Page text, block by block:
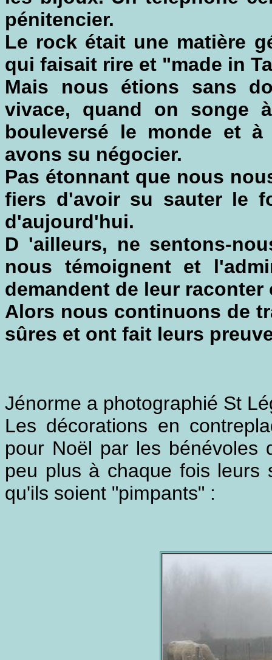
pénitencier.
Le rock était une matière
qui faisait rire et "made in
Mais nous étions sans
vivace, quand on songe
bouleversé le monde et
avons su négocier.
Pas étonnant que nous
fiers d'avoir su sauter le
d'aujourd'hui.
D 'ailleurs, ne sentons-
nous témoignent et
demandent de leur
Alors nous continuons de
sûres et ont fait leurs
Jénorme a photographié St
Les décorations en
pour Noël par les bénévoles
peu plus à chaque fois leurs
qu'ils soient "pimpants" :